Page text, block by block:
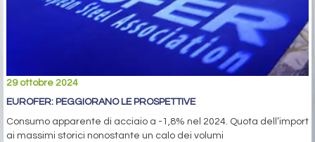
29 ottobre 2024
EUROFER: PEGGIORANO LE PROSPETTIVE
Consumo apparente di acciaio a -1,8% nel 2024. Quota dell’import
ai massimi storici nonostante un calo dei volumi